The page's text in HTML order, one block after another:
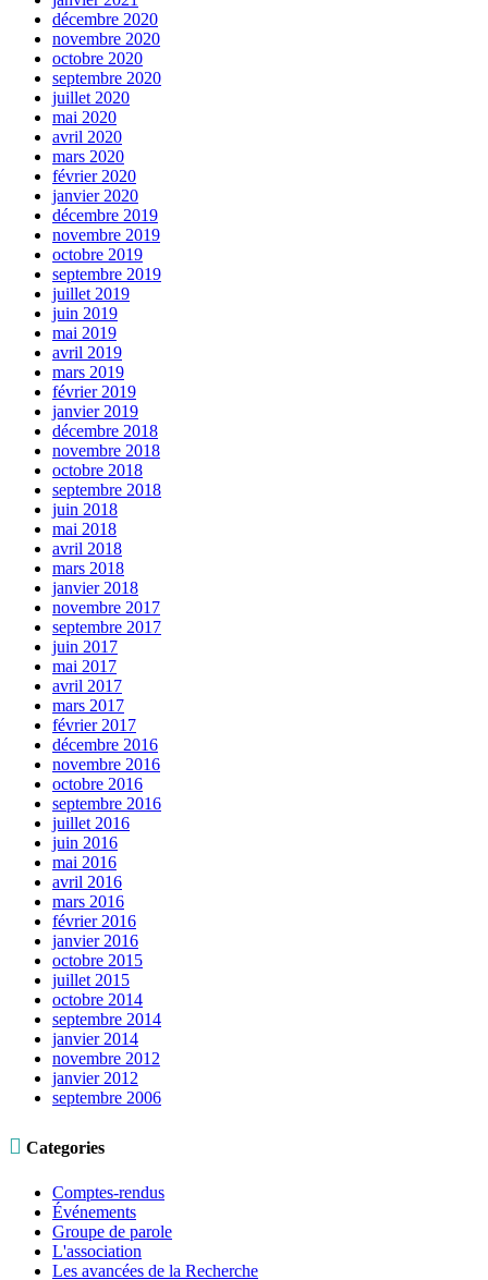
décembre 2020
novembre 2020
octobre 2020
septembre 2020
juillet 2020
mai 2020
avril 2020
mars 2020
février 2020
janvier 2020
décembre 2019
novembre 2019
octobre 2019
septembre 2019
juillet 2019
juin 2019
mai 2019
avril 2019
mars 2019
février 2019
janvier 2019
décembre 2018
novembre 2018
octobre 2018
septembre 2018
juin 2018
mai 2018
avril 2018
mars 2018
janvier 2018
novembre 2017
septembre 2017
juin 2017
mai 2017
avril 2017
mars 2017
février 2017
décembre 2016
novembre 2016
octobre 2016
septembre 2016
juillet 2016
juin 2016
mai 2016
avril 2016
mars 2016
février 2016
janvier 2016
octobre 2015
juillet 2015
octobre 2014
septembre 2014
janvier 2014
novembre 2012
janvier 2012
septembre 2006
 Categories
Comptes-rendus
Événements
Groupe de parole
L'association
Les avancées de la Recherche